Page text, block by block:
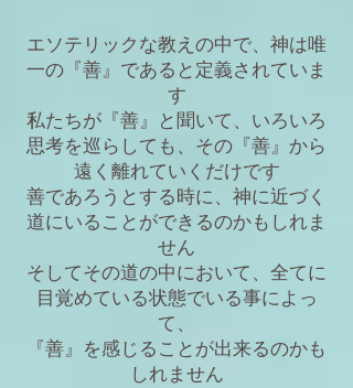
エソテリックな教えの中で、神は唯
一の『善』であると定義されていま
す
私たちが『善』と聞いて、いろいろ
思考を巡らしても、その『善』から
遠く離れていくだけです
善であろうとする時に、神に近づく
道にいることができるのかもしれま
せん
そしてその道の中において、全てに
目覚めている状態でいる事によっ
て、
『善』を感じることが出来るのかも
しれません